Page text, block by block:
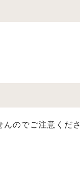
のでご注意くださ